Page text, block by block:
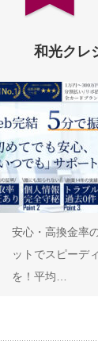
和光クレ
安心・高換金率
ットでスピーデ
を！平均…